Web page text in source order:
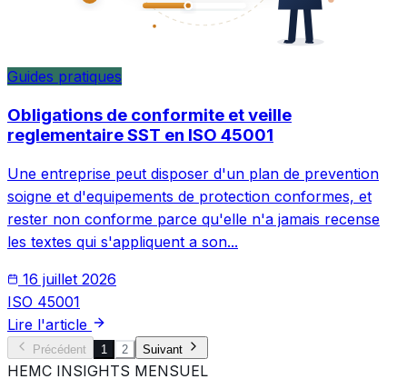
Guides pratiques
Obligations de conformite et veille
reglementaire SST en ISO 45001
Une entreprise peut disposer d'un plan de prevention
soigne et d'equipements de protection conformes, et
rester non conforme parce qu'elle n'a jamais recense
les textes qui s'appliquent a son...
16 juillet 2026
ISO 45001
Lire l'article
Précédent 1 2 Suivant
HEMC INSIGHTS MENSUEL